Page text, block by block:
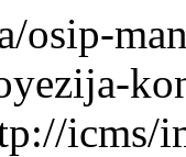
osip-
icms/